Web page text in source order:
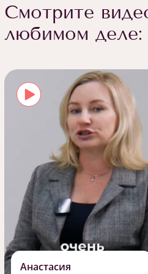
Смотрите
любимом деле:
Анастасия